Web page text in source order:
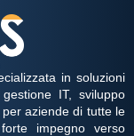
in soluzioni
IT, sviluppo
aziende di tutte le
impegno verso